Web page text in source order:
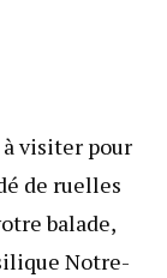
visiter pour
de ruelles
balade,
Notre-